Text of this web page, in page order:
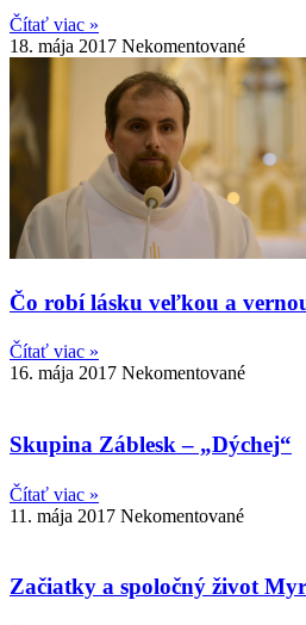
Čítať viac »
18. mája 2017 Nekomentované
Čo robí lásku veľkou a
Čítať viac »
16. mája 2017 Nekomentované
Skupina Záblesk – „Dýchej“
Čítať viac »
11. mája 2017 Nekomentované
Začiatky a spoločný život